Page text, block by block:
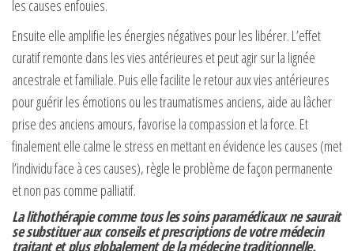
les causes enfouies.
Ensuite elle amplifie les énergies négatives pour les libérer. L’effet
curatif remonte dans les vies antérieures et peut agir sur la lignée
ancestrale et familiale. Puis elle facilite le retour aux vies antérieures
pour guérir les émotions ou les traumatismes anciens, aide au lâcher
prise des anciens amours, favorise la compassion et la force. Et
finalement elle calme le stress en mettant en évidence les causes (met
l’individu face à ces causes), règle le problème de façon permanente
et non pas comme palliatif.
La lithothérapie comme tous les soins paramédicaux ne saurait
se substituer aux conseils et prescriptions de votre médecin
traitant et plus globalement de la médecine traditionnelle.